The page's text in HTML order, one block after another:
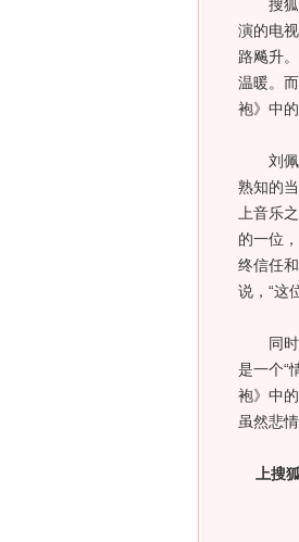
搜狐
演的电
路飚升
温暖。
袍》中
刘佩琦
熟知的
上音乐
的一位
终信任
说，“这
同时，
是一个“
袍》中
虽然悲
上搜狐